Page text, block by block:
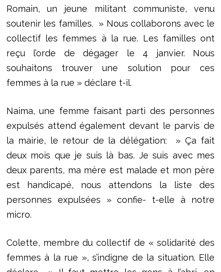
Romain, un jeune militant communiste, venu
soutenir les familles. » Nous collaborons avec le
collectif les femmes à la rue. Les familles ont
reçu l’orde de dégager le 4 janvier. Nous
souhaitons trouver une solution pour ces
femmes à la rue » déclare t-il.
Naima, une femme faisant parti des personnes
expulsés attend également devant le parvis de
la mairie, le retour de la délégation: » Ça fait
deux mois que je suis là bas. Je suis avec mes
deux parents, ma mère est malade et mon père
est handicapé, nous attendons la liste des
personnes expulsées » confie- t-elle à notre
micro.
Colette, membre du collectif de « solidarité des
femmes à la rue », s’indigne de la situation. Elle